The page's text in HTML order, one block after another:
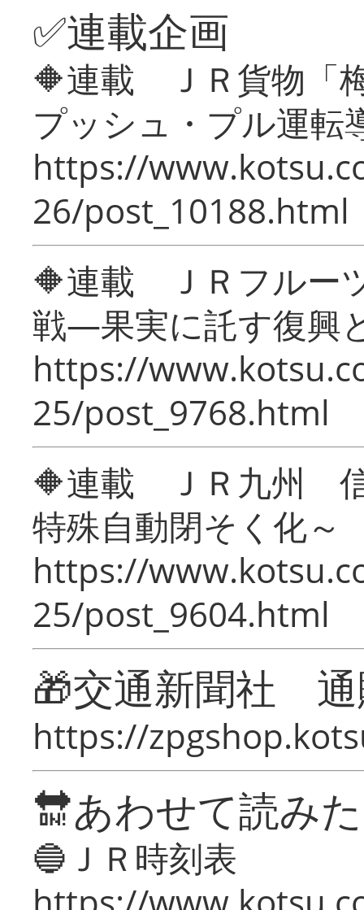
✅連載企画
🔶連載 ＪＲ貨物「
プッシュ・プル運転
https://
26/post_10188.html
🔶連載 ＪＲフルー
戦―果実に託す復興
https://
25/post_9768.html
🔶連載 ＪＲ九州 信
特殊自動閉そく化～
https://
25/post_9604.html
🎁交通新聞社
https://
🔛あわせて読み
🔵ＪＲ時刻表